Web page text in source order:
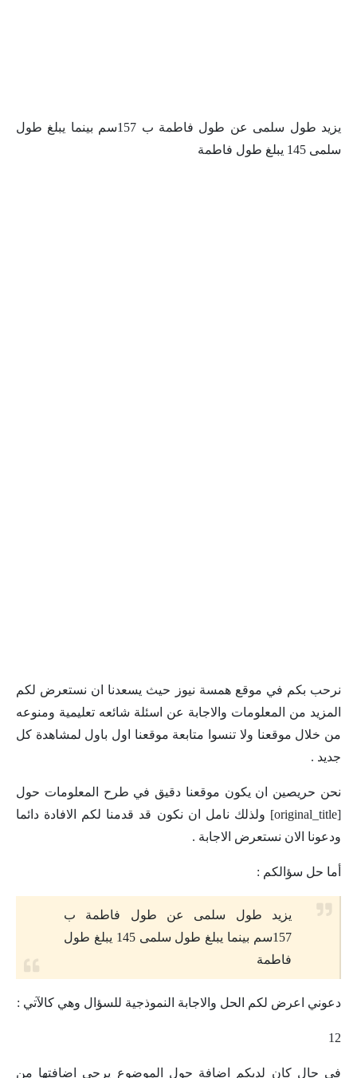
يزيد طول سلمى عن طول فاطمة ب 157سم بينما يبلغ طول
سلمى 145 يبلغ طول فاطمة
نرحب بكم في موقع همسة نيوز حيث يسعدنا ان نستعرض لكم
المزيد من المعلومات والاجابة عن اسئلة شائعه تعليمية ومنوعه
من خلال موقعنا ولا تنسوا متابعة موقعنا اول باول لمشاهدة كل
جديد .
نحن حريصين ان يكون موقعنا دقيق في طرح المعلومات حول
[original_title] ولذلك نامل ان نكون قد قدمنا لكم الافادة دائما
ودعونا الان نستعرض الاجابة .
أما حل سؤالكم :
يزيد طول سلمى عن طول فاطمة ب
157سم بينما يبلغ طول سلمى 145 يبلغ طول
فاطمة
دعوني اعرض لكم الحل والاجابة النموذجية للسؤال وهي كالآتي :
12
في حال كان لديكم اضافة حول الموضوع يرجى اضافتها من